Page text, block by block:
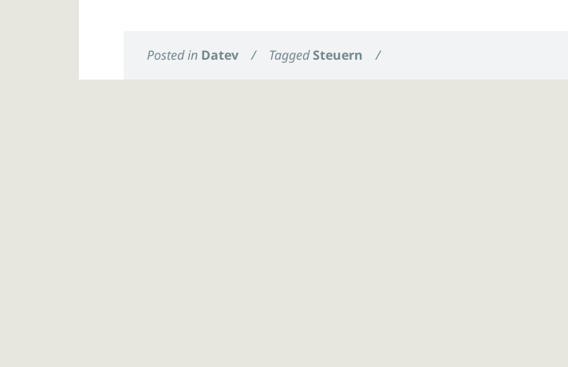
Posted in Datev / TaggedSteuern /